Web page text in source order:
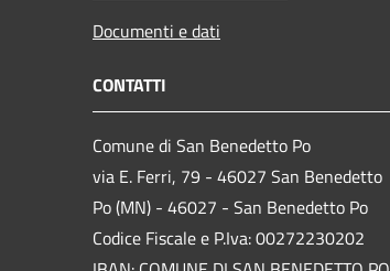
Documenti e dati
CONTATTI
Comune di San Benedetto Po
via E. Ferri, 79 - 46027 San Benedetto
Po (MN) - 46027 - San Benedetto Po
Codice Fiscale e P.Iva: 00272230202